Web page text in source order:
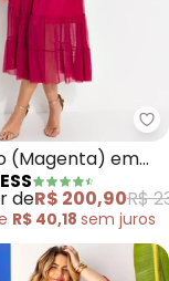
(Floral
(Magenta) em
deR$ 200,90R$
R$ 40,18 sem juros